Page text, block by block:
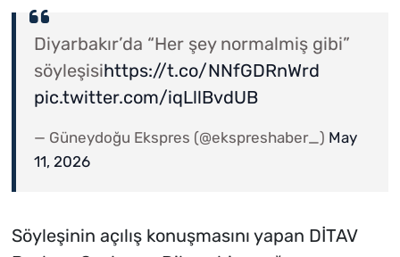
Diyarbakır’da “Her şey normalmiş gibi”
söyleşisihttps://t.co/NNfGDRnWrd
pic.twitter.com/iqLllBvdUB
— Güneydoğu Ekspres (@ekspreshaber_) May
11, 2026
Söyleşinin açılış konuşmasını yapan DİTAV